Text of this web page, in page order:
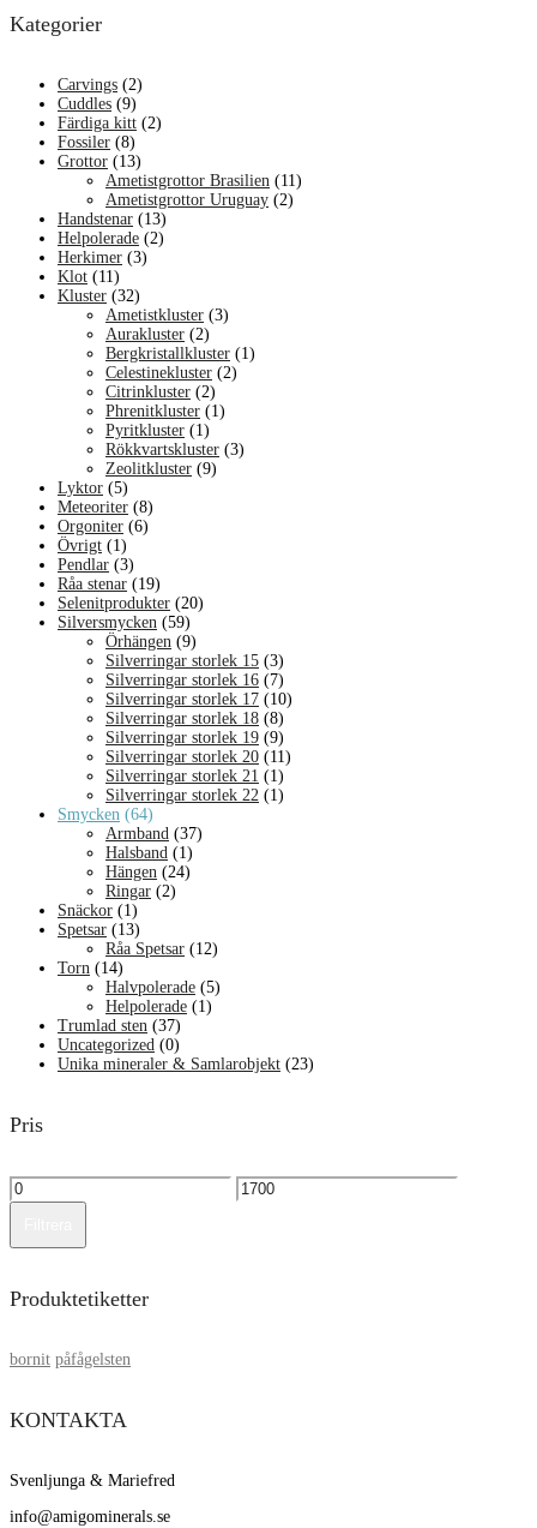
Kategorier
Carvings (2)
Cuddles (9)
Färdiga kitt (2)
Fossiler (8)
Grottor (13)
Ametistgrottor Brasilien (11)
Ametistgrottor Uruguay (2)
Handstenar (13)
Helpolerade (2)
Herkimer (3)
Klot (11)
Kluster (32)
Ametistkluster (3)
Aurakluster (2)
Bergkristallkluster (1)
Celestinekluster (2)
Citrinkluster (2)
Phrenitkluster (1)
Pyritkluster (1)
Rökkvartskluster (3)
Zeolitkluster (9)
Lyktor (5)
Meteoriter (8)
Orgoniter (6)
Övrigt (1)
Pendlar (3)
Råa stenar (19)
Selenitprodukter (20)
Silversmycken (59)
Örhängen (9)
Silverringar storlek 15 (3)
Silverringar storlek 16 (7)
Silverringar storlek 17 (10)
Silverringar storlek 18 (8)
Silverringar storlek 19 (9)
Silverringar storlek 20 (11)
Silverringar storlek 21 (1)
Silverringar storlek 22 (1)
Smycken (64)
Armband (37)
Halsband (1)
Hängen (24)
Ringar (2)
Snäckor (1)
Spetsar (13)
Råa Spetsar (12)
Torn (14)
Halvpolerade (5)
Helpolerade (1)
Trumlad sten (37)
Uncategorized (0)
Unika mineraler & Samlarobjekt (23)
Pris
Min
pris
Max
pris
Produktetiketter
bornit påfågelsten
KONTAKTA
Svenljunga & Mariefred
info@amigominerals.se